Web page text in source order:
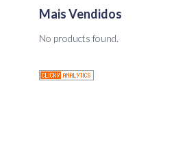
Mais Vendidos
No products found.